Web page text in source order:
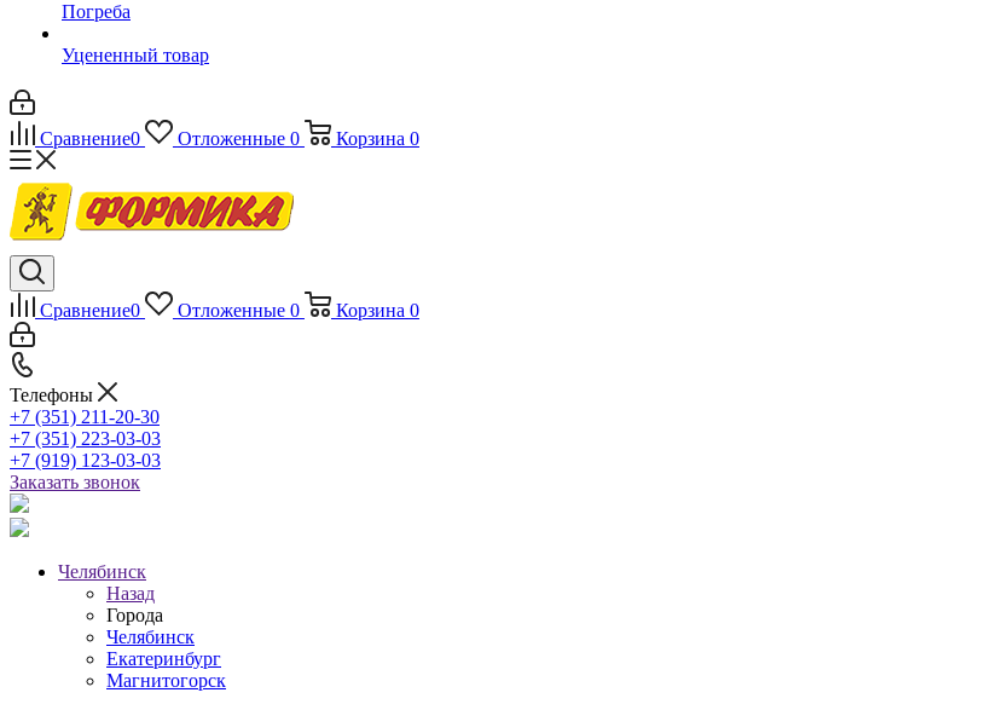
Погреба
Уцененный товар
Сравнение0 Отложенные 0 Корзина 0
Сравнение0 Отложенные 0 Корзина 0
Телефоны
+7 (351) 211-20-30
+7 (351) 223-03-03
+7 (919) 123-03-03
Заказать звонок
Челябинск
Назад
Города
Челябинск
Екатеринбург
Магнитогорск